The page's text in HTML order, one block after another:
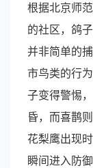
根据北京师
的社区，鸽
并非简单的
市鸟类的行
子变得警惕
昏，而喜鹊
花梨鹰出现
瞬间进入防御